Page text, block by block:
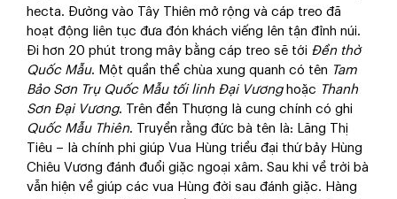
hecta. Đường vào Tây Thiên mở rộng và cáp treo đã
hoạt động liên tục đưa đón khách viếng lên tận đỉnh núi.
Đi hơn 20 phút trong mây bằng cáp treo sẽ tới Đền thờ
Quốc Mẫu. Một quần thể chùa xung quanh có tên Tam
Bảo Sơn Trụ Quốc Mẫu tối linh Đại Vươnghoặc Thanh
Sơn Đại Vương. Trên đền Thượng là cung chính có ghi
Quốc Mẫu Thiên. Truyền rằng đức bà tên là: Lăng Thị
Tiêu – là chính phi giúp Vua Hùng triều đại thứ bảy Hùng
Chiêu Vương đánh đuổi giặc ngoại xâm. Sau khi về trời bà
vẫn hiện về giúp các vua Hùng đời sau đánh giặc. Hàng